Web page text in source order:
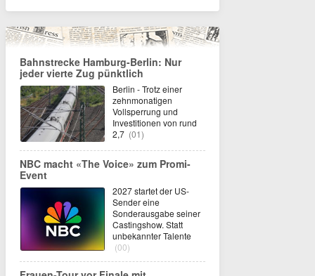
Bahnstrecke Hamburg-Berlin: Nur
jeder vierte Zug pünktlich
Berlin - Trotz einer
zehnmonatigen
Vollsperrung und
Investitionen von rund
2,7 (01)
NBC macht «The Voice» zum Promi-
Event
2027 startet der US-
Sender eine
Sonderausgabe seiner
Castingshow. Statt
unbekannter Talente
(00)